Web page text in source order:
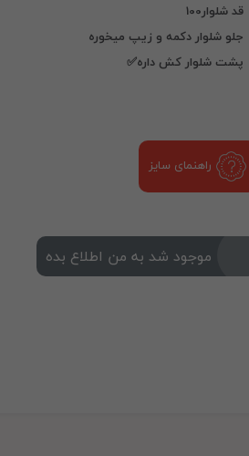
قد شلوار100
جلو شلوار دکمه و زیپ میخوره
پشت شلوار کش داره✅
راهنمای سایز
موجود شد به من اطلاع بده